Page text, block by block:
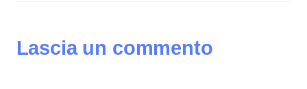
Lascia un commento